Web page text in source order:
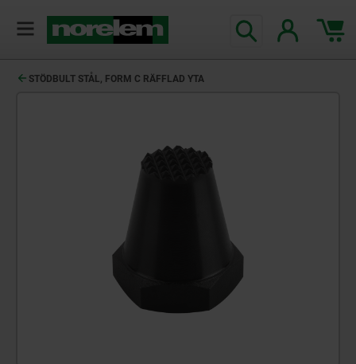
STÖDBULT STÅL, FORM C RÄFFLAD YTA